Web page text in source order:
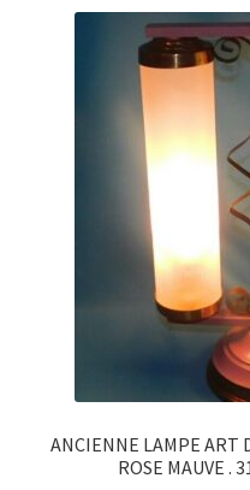
ANCIENNE LAMPE ART
ROSE MAUVE .